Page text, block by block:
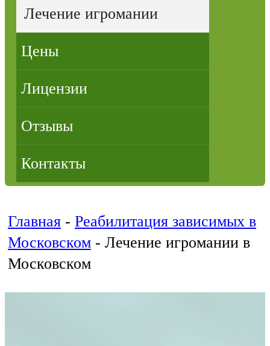
Лечение игромании
Цены
Лицензии
Отзывы
Контакты
Главная - Реабилитация зависимых в
Московском - Лечение игромании в
Московском